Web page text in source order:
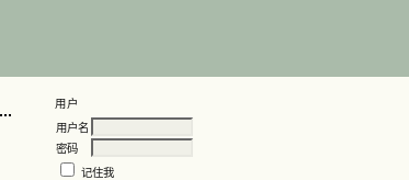
用户
用户名
密码
记住我